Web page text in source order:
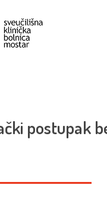
postupak